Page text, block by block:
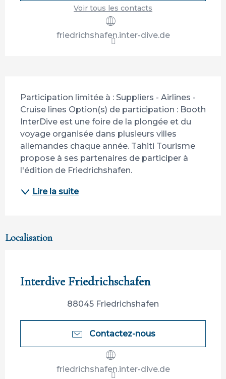
Voir tous les contacts
friedrichshafen.inter-dive.de
Participation limitée à : Suppliers - Airlines -
Cruise lines Option(s) de participation : Booth
InterDive est une foire de la plongée et du
voyage organisée dans plusieurs villes
allemandes chaque année. Tahiti Tourisme
propose à ses partenaires de participer à
l'édition de Friedrichshafen.
Lire la suite
Localisation
Interdive Friedrichschafen
88045 Friedrichshafen
Contactez-nous
friedrichshafen.inter-dive.de